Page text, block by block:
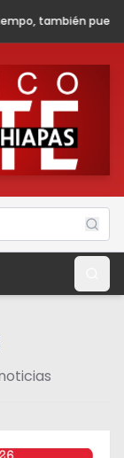
en riesgo tu